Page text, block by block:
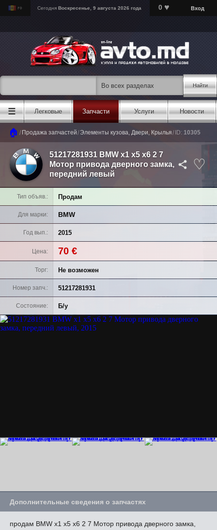
Сегодня Воскресенье, 9 августа 2026 года 0 ♥ Вход
Найти
☰ Легковые Запчасти Услуги Новости
🏠 / Продажа запчастей/Элементы кузова, Двери, Крылья/ ID: 10305
51217281931 BMW x1 x5 x6 2 7
Мотор привода дверного замка,
передний левый
Тип объяв. Продам
Для марки BMW
Год вып. 2015
Цена 70 €
Торг Не возможен
Номер запч. 51217281931
Состояние Б/у
Дополнительные сведения о запчастях
продам BMW x1 x5 x6 2 7 Мотор привода дверного замка,